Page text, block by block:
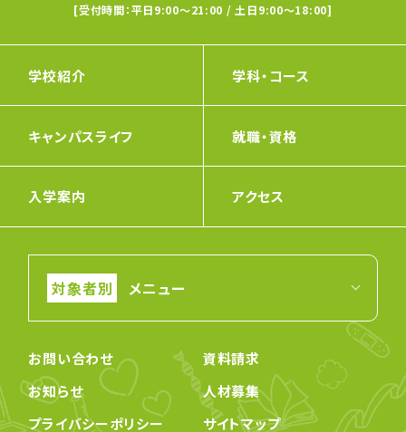
[受付時間：平日9:00〜21:00 / 土日9:00〜18:00]
学校紹介 学科・コース
キャンパスライフ 就職・資格
入学案内 アクセス
メニュー
お問い合わせ
資料請求
お知らせ
人材募集
プライバシーポリシー
サイトマップ